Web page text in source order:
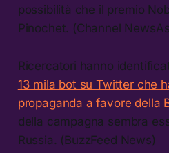
possibilità che il premio
Pinochet. (Channel
Ricercatori hanno
13 mila bot su Twitter che
propaganda a favore della
della campagna sembra
Russia. (BuzzFeed News)